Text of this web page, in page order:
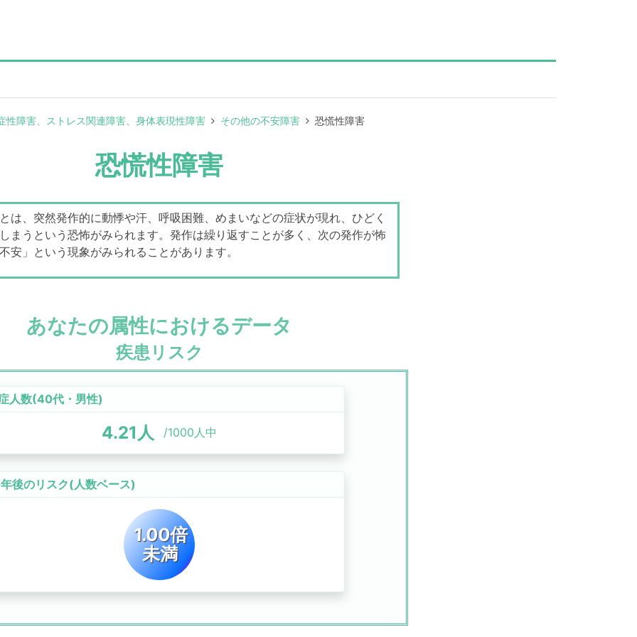
性障害、ストレス関連障害、身体表現性障害 その他の不安障害 恐慌性障害
恐慌性障害
は、突然発作的に動悸や汗、呼吸困難、めまいなどの症状が現れ、ひどく
まうという恐怖がみられます。発作は繰り返すことが多く、次の発作が怖
安」という現象がみられることがあります。
あなたの属性におけるデータ
疾患リスク
人数(40代・ 男性)
4.21 人 /1000人中
後のリスク(人数ベース)
1.00倍
未満